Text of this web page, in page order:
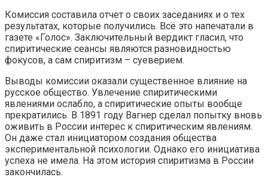
Комиссия составила отчет о своих заседаниях и о тех
результатах, которые получились. Всё это напечатали в
газете «Голос». Заключительный вердикт гласил, что
спиритические сеансы являются разновидностью
фокусов, а сам спиритизм – суеверием.
Выводы комиссии оказали существенное влияние на
русское общество. Увлечение спиритическими
явлениями ослабло, а спиритические опыты вообще
прекратились. В 1891 году Вагнер сделал попытку вновь
оживить в России интерес к спиритическим явлениям.
Он даже стал инициатором создания общества
экспериментальной психологии. Однако его инициатива
успеха не имела. На этом история спиритизма в России
закончилась.